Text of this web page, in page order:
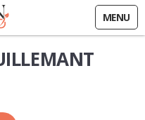
MENU